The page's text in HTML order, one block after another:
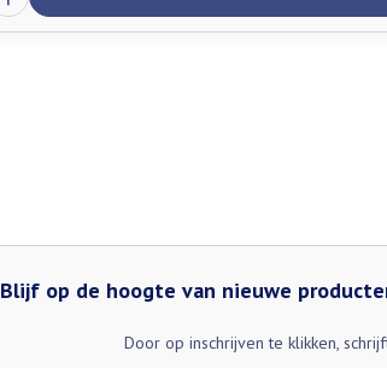
Blijf op de hoogte van nieuwe
Door op inschrijven te klikken,